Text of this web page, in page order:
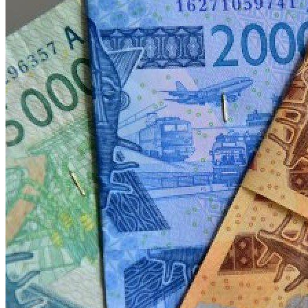
Facebook
Twitter
LinkedIn
YouTube
L’association
Nos partenaires
LE DÉBAT
Débat – Entrepreneuriat en Afrique de l’Ouest
Afrique de l’Ouest – États Unis d’Amérique
Changement climatique 2022
Les relations entre l’Afrique de l’Ouest et l’Europe
Enseignement supérieur 2021